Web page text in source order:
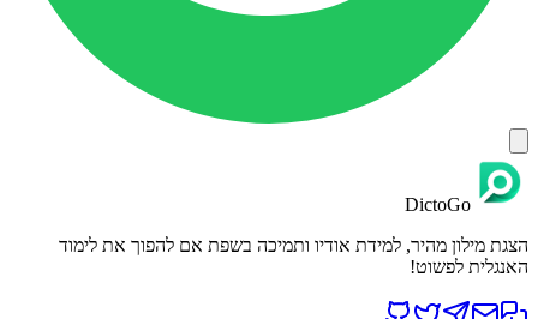
DictoGo
הצגת מילון מהיר, למידת אודיו ותמיכה בשפת אם להפוך את לימוד
האנגלית לפשוט!